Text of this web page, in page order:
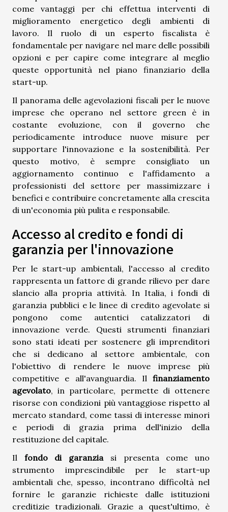
come vantaggi per chi effettua interventi di
miglioramento energetico degli ambienti di
lavoro. Il ruolo di un esperto fiscalista è
fondamentale per navigare nel mare delle possibili
opzioni e per capire come integrare al meglio
queste opportunità nel piano finanziario della
start-up.
Il panorama delle agevolazioni fiscali per le nuove
imprese che operano nel settore green è in
costante evoluzione, con il governo che
periodicamente introduce nuove misure per
supportare l'innovazione e la sostenibilità. Per
questo motivo, è sempre consigliato un
aggiornamento continuo e l'affidamento a
professionisti del settore per massimizzare i
benefici e contribuire concretamente alla crescita
di un'economia più pulita e responsabile.
Accesso al credito e fondi di
garanzia per l'innovazione
Per le start-up ambientali, l'accesso al credito
rappresenta un fattore di grande rilievo per dare
slancio alla propria attività. In Italia, i fondi di
garanzia pubblici e le linee di credito agevolate si
pongono come autentici catalizzatori di
innovazione verde. Questi strumenti finanziari
sono stati ideati per sostenere gli imprenditori
che si dedicano al settore ambientale, con
l'obiettivo di rendere le nuove imprese più
competitive e all'avanguardia. Il finanziamento
agevolato, in particolare, permette di ottenere
risorse con condizioni più vantaggiose rispetto al
mercato standard, come tassi di interesse minori
e periodi di grazia prima dell'inizio della
restituzione del capitale.
Il fondo di garanziasi presenta come uno
strumento imprescindibile per le start-up
ambientali che, spesso, incontrano difficoltà nel
fornire le garanzie richieste dalle istituzioni
creditizie tradizionali. Grazie a quest'ultimo, è